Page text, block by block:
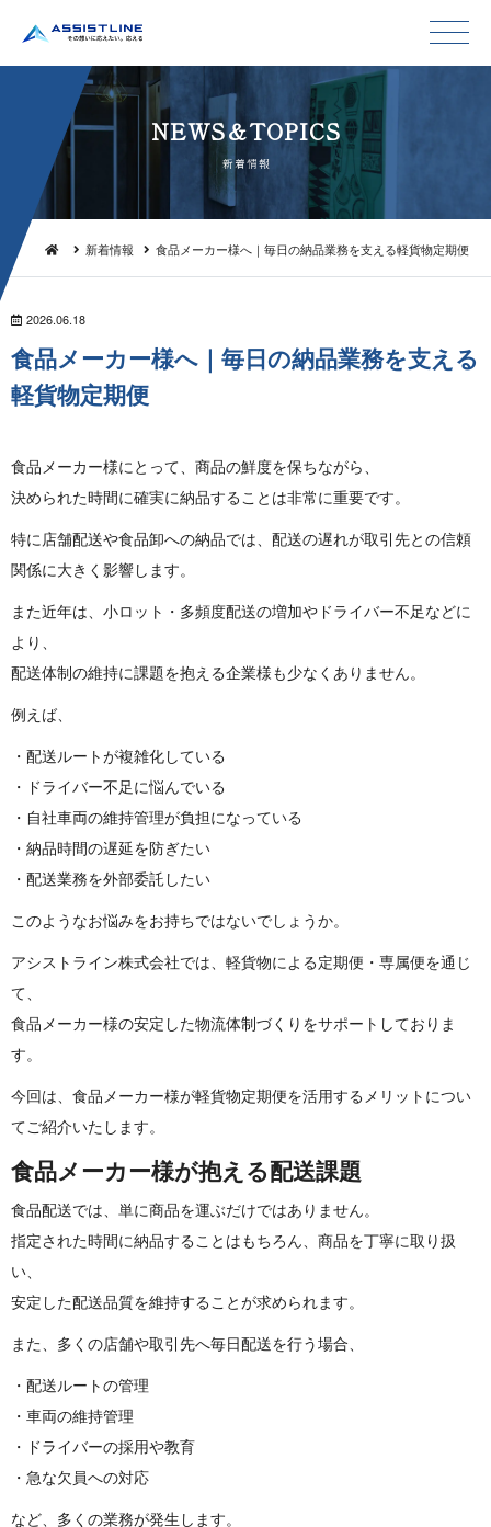
NEWS＆TO P I C S
新 着 情 報
新着情報 食品メーカー様へ｜毎日の納品業務を支える軽貨物定期便
2026.06.18
食品メーカー様へ｜毎日の納品業務を支える
軽貨 物 定 期 便
食品メーカー様にとって、商品の鮮度を保ちながら、
決められた時間に確実に納品することは非常に重要です。
特に店舗配送や食品卸への納品では、配送の遅れが取引先との信頼
関係に大きく影響 し ま す 。
また近年は、小ロット・多頻度配送の増加やドライバー不足などに
より、
配送体制の維持に課題を抱える企業様も少なくありません。
例 え ば 、
・配送ルートが複雑化している
・ドライバー不足に悩んでいる
・自社車両の維持管理が負担になっている
・納品時間の遅延を防ぎたい
・配送業務を外部委託したい
このようなお悩みをお持ちではないでし ょ う か 。
アシストライン株式会社では、軽貨物による定期便・専属便を通じ
て、
食品メーカー様の安定した物流体制づくりをサポートしておりま
す。
今回は、食品メーカー様が軽貨物定期便を活用するメリットについ
てご紹介いた し ま す 。
食品メーカー様が抱える 配 送 課 題
食品配送では、単に商品を運ぶだけではありません。
指定された時間に納品することはもちろん、商品を丁寧に取り扱
い、
安定した配送品質を維持することが求められます。
また、多くの店舗や取引先へ毎日配送を行 う 場 合 、
・配送ルートの管理
・車両の維持管理
・ドライバーの採用や教育
・急な欠員への対応
など、多くの業務が発生 し ま す 。